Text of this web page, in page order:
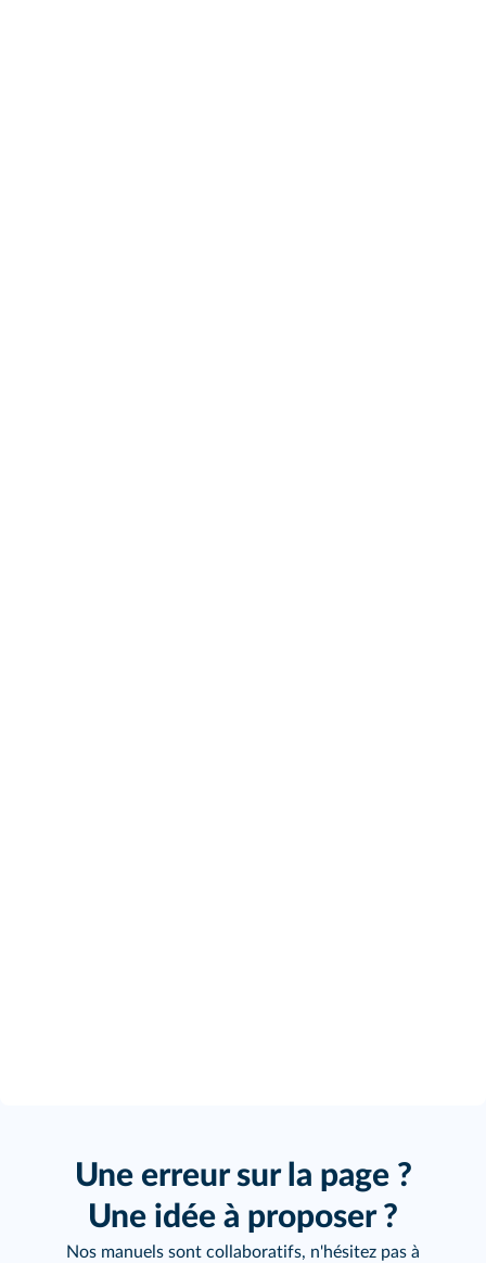
Une erreur sur la page ?
Une idée à proposer ?
Nos manuels sont collaboratifs, n'hésitez pas à